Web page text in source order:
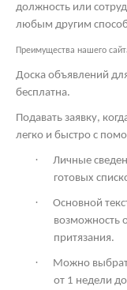
должность или
любым другим
Преимущества нашего
Доска объявлений
бесплатна.
Подавать заявку,
легко и быстро с
·
Личные
готовых
·
Основной
возможность
притязания.
·
Можно
от 1 недели